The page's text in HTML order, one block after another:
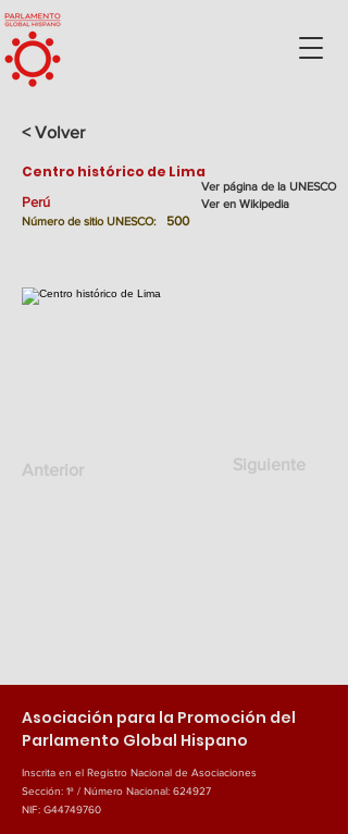
< Volver
Centro histórico de Lima
Perú
Número de sitio UNESCO: 500
Ver página de la UNESCO
Ver en Wikipedia
Anterior Siguiente
Asociación para la Promoción del
Parlamento Global Hispano
Inscrita en el Registro Nacional de Asociaciones
Sección: 1ª / Número Nacional: 624927
NIF: G44749760